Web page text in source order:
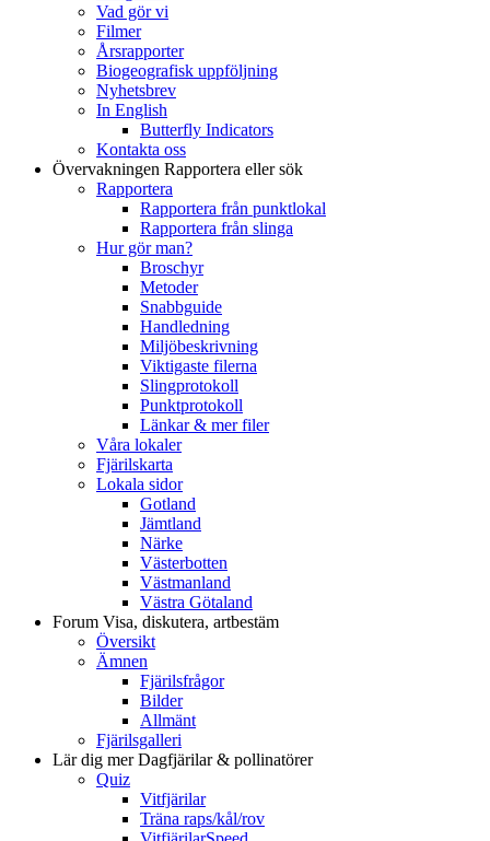
Vad gör vi
Filmer
Årsrapporter
Biogeografisk uppföljning
Nyhetsbrev
In English
Butterfly Indicators
Kontakta oss
Övervakningen Rapportera eller sök
Rapportera
Rapportera från punktlokal
Rapportera från slinga
Hur gör man?
Broschyr
Metoder
Snabbguide
Handledning
Miljöbeskrivning
Viktigaste filerna
Slingprotokoll
Punktprotokoll
Länkar & mer filer
Våra lokaler
Fjärilskarta
Lokala sidor
Gotland
Jämtland
Närke
Västerbotten
Västmanland
Västra Götaland
Forum Visa, diskutera, artbestäm
Översikt
Ämnen
Fjärilsfrågor
Bilder
Allmänt
Fjärilsgalleri
Lär dig merDagfjärilar & pollinatörer
Quiz
Vitfjärilar
Träna raps/kål/rov